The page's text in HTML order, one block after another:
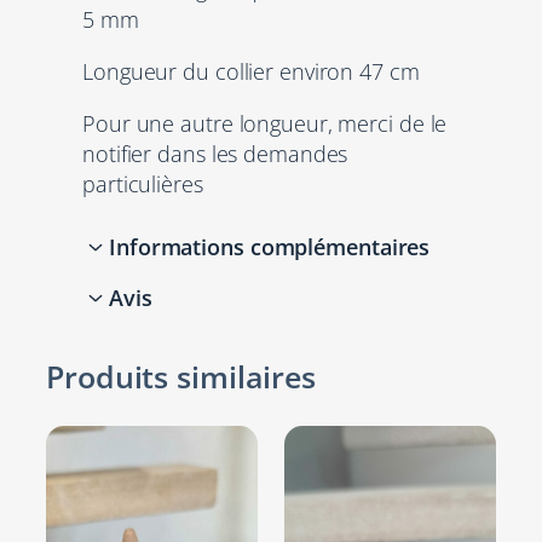
e
s
é
o
5 mm
Longueur du collier environ 47 cm
Pour une autre longueur, merci de le
notifier dans les demandes
particulières
Informations complémentaires
5 mm
brume tressé,
tressé, Noir
sarcelle
Avis
0 avis pour Collier
homme cuir tressé noir et
plume en bronze
Il n’y a pas encore d’avis. Seuls les
clients connectés ayant acheté ce
Produits similaires